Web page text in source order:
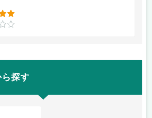
探す